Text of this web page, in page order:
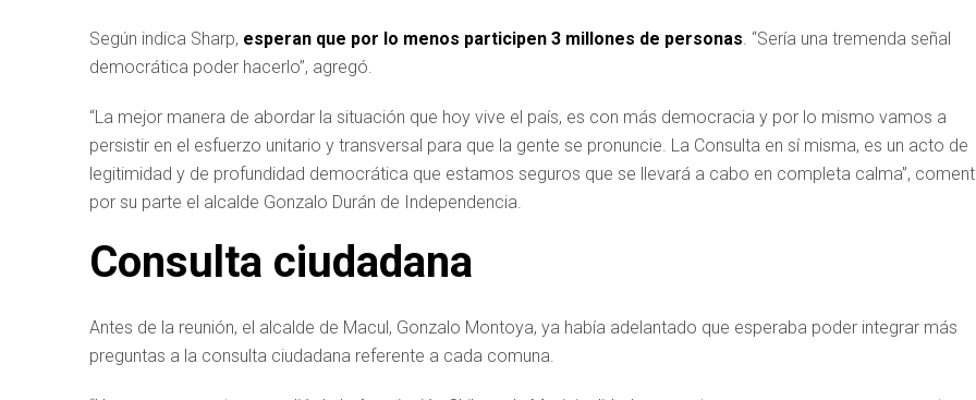
Según indica Sharp, esperan que por lo menos participen 3 millones de personas. “Sería una tremenda señal
democrática poder hacerlo”, agregó.
“La mejor manera de abordar la situación que hoy vive el país, es con más democracia y por lo mismo vamos a
persistir en el esfuerzo unitario y transversal para que la gente se pronuncie. La Consulta en sí misma, es un acto de
legitimidad y de profundidad democrática que estamos seguros que se llevará a cabo en completa calma”,
por su parte el alcalde Gonzalo Durán de Independencia.
Consulta ciudadana
Antes de la reunión, el alcalde de Macul, Gonzalo Montoya, ya había adelantado que esperaba poder integrar más
preguntas a la consulta ciudadana referente a cada comuna.